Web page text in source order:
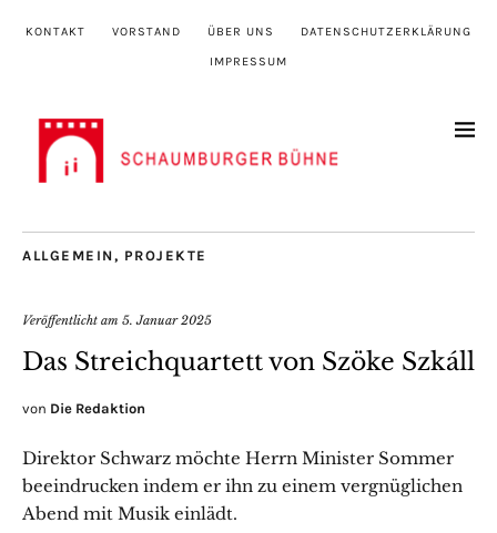
KONTAKT VORSTAND ÜBER UNS DATENSCHUTZERKLÄRUNG
IMPRESSUM
ALLGEMEIN, PROJEKTE
Veröffentlicht am 5. Januar 2025
Das Streichquartett von Szöke Szkáll
von Die Redaktion
Direktor Schwarz möchte Herrn Minister Sommer
beeindrucken indem er ihn zu einem vergnüglichen
Abend mit Musik einlädt.